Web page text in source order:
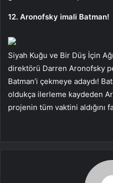
12. Aronofsky imali Batman!
Siyah Kuğu ve Bir Düş İçin
direktörü Darren Aronofsky
Batman’i çekmeye adaydı!
oldukça ilerleme kaydeden
projenin tüm vaktini aldığını